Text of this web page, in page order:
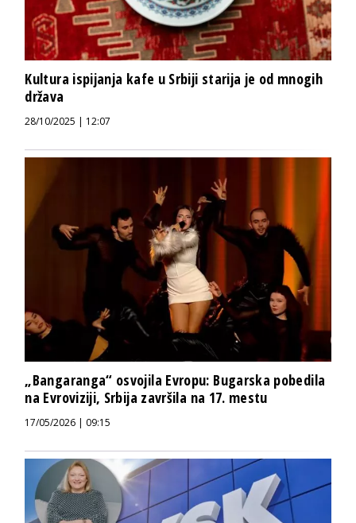
Kultura ispijanja kafe u Srbiji starija je od mnogih
država
28/10/2025 | 12:07
„Bangaranga“ osvojila Evropu: Bugarska pobedila
na Evroviziji, Srbija završila na 17. mestu
17/05/2026 | 09:15